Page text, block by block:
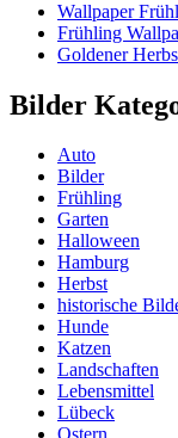
Wallpaper
Frühling
Goldener
Bilder
Auto
Bilder
Frühling
Garten
Halloween
Hamburg
Herbst
historische
Hunde
Katzen
Landschaften
Lebensmittel
Lübeck